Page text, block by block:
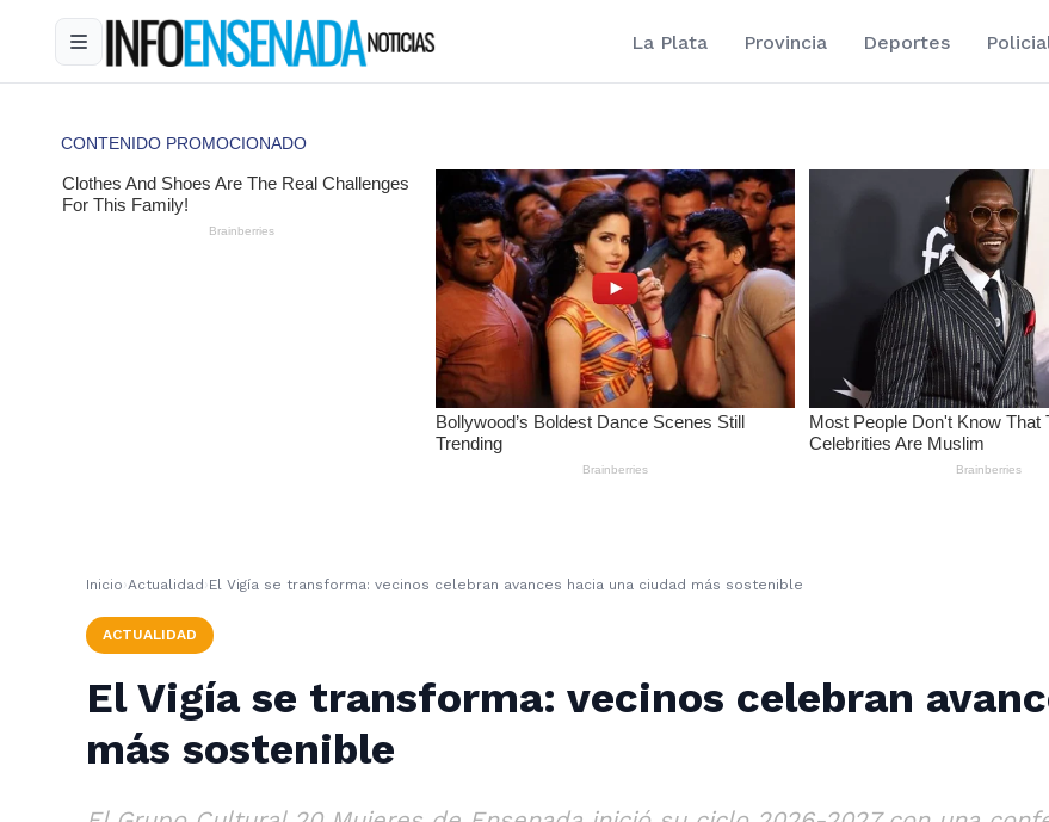
La Plata Provincia Deportes
Inicio ›Actualidad ›El Vigía se transforma: vecinos celebran avances hacia una ciudad más sostenible
ACTUALIDAD
El Vigía se transforma: vecinos celebran
más sostenible